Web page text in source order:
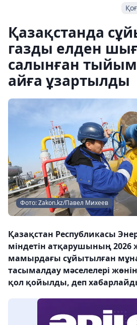
Қазақстанда
газды елден
салынған
айға ұзартылды
Фото: Zakon.kz/Павел Михеев
Қазақстан Республикасы
міндетін атқарушының 2026
мамырдағы сұйытылған
тасымалдау мәселелері
қол қойылды, деп